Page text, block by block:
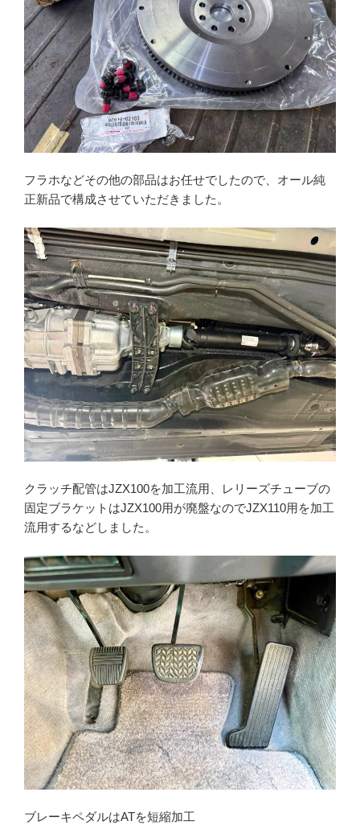
フラホなどその他の部品はお任せでしたので、オール純
正新品で構成させていただきました。
クラッチ配管はJZX100を加工流用、レリーズチューブの
固定ブラケットはJZX100用が廃盤なのでJZX110用を加工
流用するなどしました。
ブレーキペダルはATを短縮加工